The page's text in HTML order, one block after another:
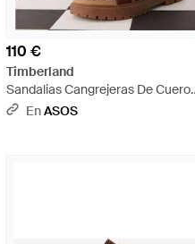
110 €
Timberland
Sandalias Cangrejeras De Cuero
Clairemont Way De -Rojo - Marrón
EnASOS